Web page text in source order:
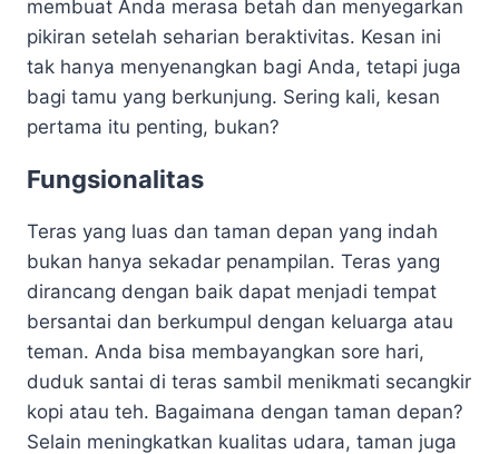
membuat Anda merasa betah dan menyegarkan
pikiran setelah seharian beraktivitas. Kesan ini
tak hanya menyenangkan bagi Anda, tetapi juga
bagi tamu yang berkunjung. Sering kali, kesan
pertama itu penting, bukan?
Fungsionalitas
Teras yang luas dan taman depan yang indah
bukan hanya sekadar penampilan. Teras yang
dirancang dengan baik dapat menjadi tempat
bersantai dan berkumpul dengan keluarga atau
teman. Anda bisa membayangkan sore hari,
duduk santai di teras sambil menikmati secangkir
kopi atau teh. Bagaimana dengan taman depan?
Selain meningkatkan kualitas udara, taman juga